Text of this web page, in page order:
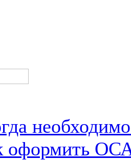
оформить